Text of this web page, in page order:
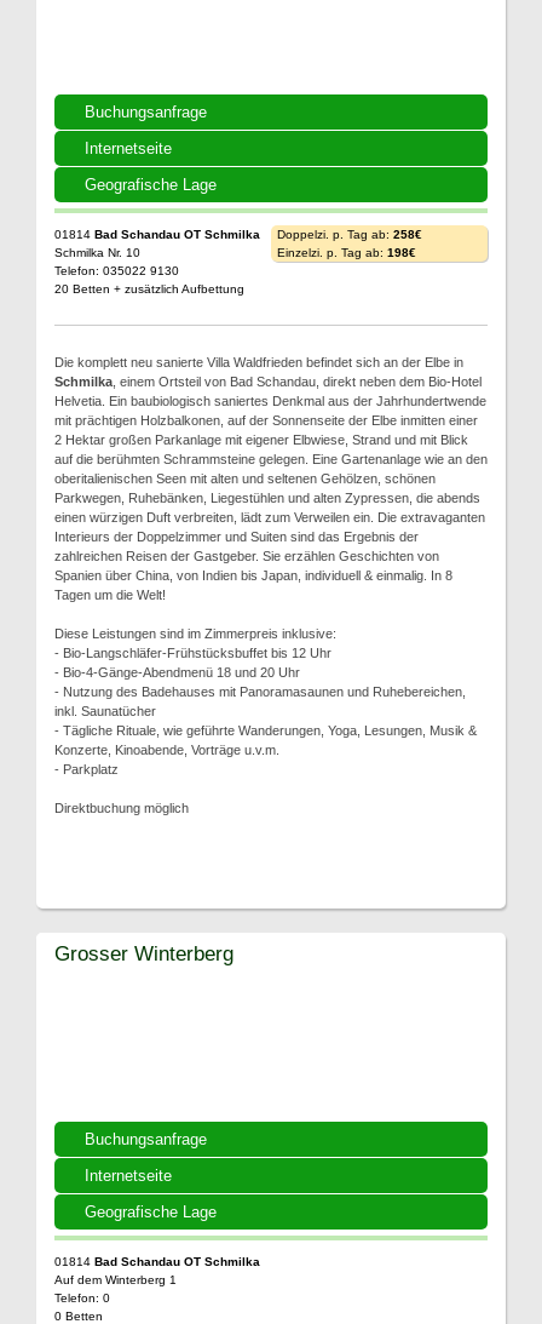
Buchungsanfrage
Internetseite
Geografische Lage
01814 Bad Schandau OT Schmilka
Schmilka Nr. 10
Telefon: 035022 9130
20 Betten + zusätzlich Aufbettung
Doppelzi. p. Tag ab: 258€
Einzelzi. p. Tag ab: 198€
Die komplett neu sanierte Villa Waldfrieden befindet sich an der Elbe in
Schmilka , einem Ortsteil von Bad Schandau, direkt neben dem Bio-Hotel
Helvetia. Ein baubiologisch saniertes Denkmal aus der Jahrhundertwende
mit prächtigen Holzbalkonen, auf der Sonnenseite der Elbe inmitten einer
2 Hektar großen Parkanlage mit eigener Elbwiese, Strand und mit Blick
auf die berühmten Schrammsteine gelegen. Eine Gartenanlage wie an den
oberitalienischen Seen mit alten und seltenen Gehölzen, schönen
Parkwegen, Ruhebänken, Liegestühlen und alten Zypressen, die abends
einen würzigen Duft verbreiten, lädt zum Verweilen ein. Die extravaganten
Interieurs der Doppelzimmer und Suiten sind das Ergebnis der
zahlreichen Reisen der Gastgeber. Sie erzählen Geschichten von
Spanien über China, von Indien bis Japan, individuell & einmalig. In 8
Tagen um die Welt!
Diese Leistungen sind im Zimmerpreis inklusive:
- Bio-Langschläfer-Frühstücksbuffet bis 12 Uhr
- Bio-4-Gänge-Abendmenü 18 und 20 Uhr
- Nutzung des Badehauses mit Panoramasaunen und Ruhebereichen,
inkl. Saunatücher
- Tägliche Rituale, wie geführte Wanderungen, Yoga, Lesungen, Musik &
Konzerte, Kinoabende, Vorträge u.v.m.
- Parkplatz
Direktbuchung möglich
Buchungsanfrage
Internetseite
Geografische Lage
Grosser Winterberg
01814 Bad Schandau OT Schmilka
Auf dem Winterberg 1
Telefon: 0
0 Betten